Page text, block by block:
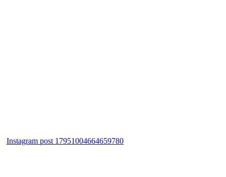
Instagram post 17951004664659780